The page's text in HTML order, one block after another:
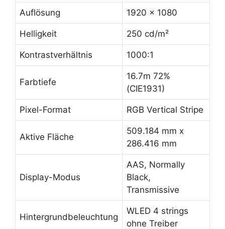
Auflösung 1920 x 1080
Helligkeit 250 cd/m²
Kontrastverhältnis 1000:1
Farbtiefe
16.7m 72%
(CIE1931)
Pixel-Format RGB Vertical Stripe
Aktive Fläche
509.184 mm x
286.416 mm
Display-Modus
AAS, Normally
Black,
Transmissive
Hintergrundbeleuchtung
WLED 4 strings
ohne Treiber